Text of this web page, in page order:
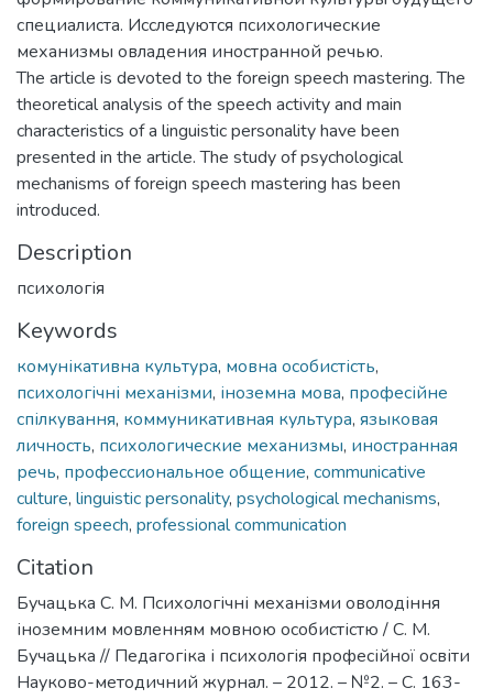
специалиста. Исследуются психологические
механизмы овладения иностранной речью.
The article is devoted to the foreign speech mastering. The
theoretical analysis of the speech activity and main
characteristics of a linguistic personality have been
presented in the article. The study of psychological
mechanisms of foreign speech mastering has been
introduced.
Description
психологія
Keywords
комунікативна культура, мовна особистість,
психологічні механізми, іноземна мова, професійне
спілкування, коммуникативная культура, языковая
личность, психологические механизмы, иностранная
речь, профессиональное общение, communicative
culture, linguistic personality, psychological mechanisms,
foreign speech, professional communication
Citation
Бучацька С. М. Психологічні механізми оволодіння
іноземним мовленням мовною особистістю / С. М.
Бучацька // Педагогіка і психологія професійної освіти
Науково-методичний журнал. – 2012. – №2. – С. 163-